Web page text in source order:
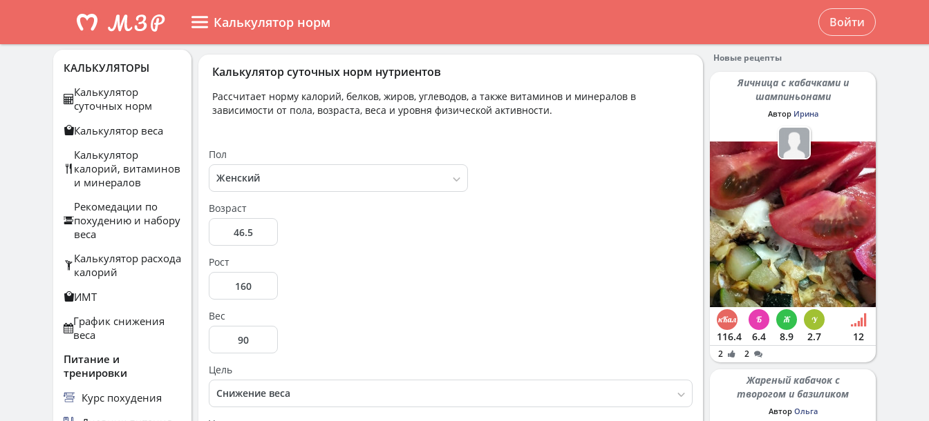
Калькулятор норм Войти
Калькулятор суточных норм нутриентов
Рассчитает норму калорий, белков, жиров, углеводов, а также витаминов и минералов в
зависимости от пола, возраста, веса и уровня физической активности.
Пол
Возраст
Рост
Вес
Цель
КАЛЬКУЛЯТОРЫ
Калькулятор
суточных норм
Калькулятор веса
Калькулятор
калорий, витаминов
и минералов
Рекомедации по
похудению и набору
веса
Калькулятор расхода
калорий
ИМТ
График снижения
веса
Питание и
тренировки
Курс похудения
Новые рецепты
Яичница с кабачками и
шампиньонами
Автор Ирина
116.4 6.4 8.9 2.7 12
2 2
Жареный кабачок с
творогом и базиликом
Автор Ольга